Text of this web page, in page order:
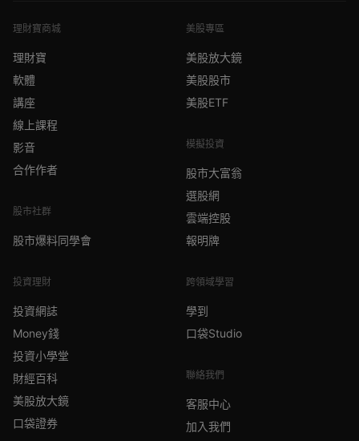
理財寶商城
理財寶
軟體
講座
線上課程
影音
合作作者
股市社群
股市爆料同學會
投資理財
投資網誌
Money錢
投資小學堂
財經百科
美股放大鏡
口袋證券
美股專區
美股放大鏡
美股股市
美股ETF
模擬投資
股市大富翁
選股網
雲端控股
報明牌
跨領域學習
學到
口袋Studio
聯絡我們
客服中心
加入我們